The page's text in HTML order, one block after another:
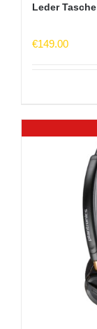
Leder Tasche
€149.00